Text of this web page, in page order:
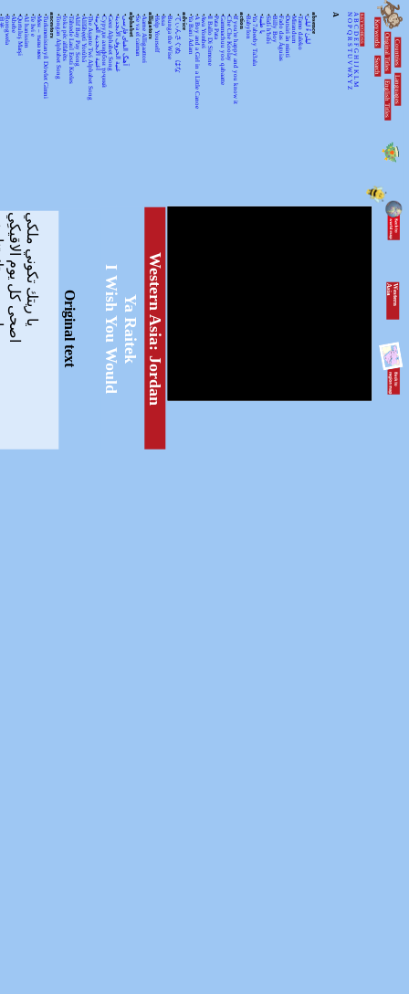
Countries
Languages
Original Titles
English Titles
Keywords
Search
KEYWORDSS
A
B
C
D
E
F
G
H
J
K
L
M
N
O
P
Q
R
S
T
U
V
WX
Y
Z
A
absence
•
لیلیٰ ءُ لیلیٰ
•
Tamo daleko
•
Mirandum
•
Dutsiri ăn minti
•
Fado das Águias
•
Billy Boy
•
Sidi h'bibi
•
يا طيبة
•
Ya 7abeeby Ta3ala
•
Babylon
action
•
If you're happy and you know it
•
Che Che Koolay
•
Gammachuu yoo qabaatte
•
Pata Pata
•
Il Ballo Di Simone
•
Awa Yombei
•
A Boy and a Girl in a Little Canoe
•
Ya Bani Adam
advice
•
てぃんさぐぬ はな
•
Bunga the Wise
•
Issa
•
Help Yourself
alligators
•
Aarne Alligaattori
•
Se va el caiman
alphabet
•
آهنگ الفبای فارسی
•
غنية الحروف الأبجدية
•
Geez Alphabet Song
•
Суруди алифбои тоҷикӣ
•
أغنية الأبجدية العربية
•
The Asante Twi Alphabet Song
•
Álífábẹ́ẹ̀tì Yorùbá
•
Alif Bay Pay Song
•
Tähtede Laul Eesti Keeles
•
Joka pēc alfabēts
•
Tongan Alphabet Song
ancestors
•
Turkmenistanyň Döwlet Gimni
•
Мен – тыва мен
•
Te Iwi e
•
Al hanissim
•
Qurtuluş Marşi
•
Abebe
•
Rorogwela
W
e
s
te
r
n
A
s
ia
Western Asia: Jordan
Ya Raitek
I Wish You Would
Original text
يا ريتك تكوني ملكياصحى كل يوم الاقيكِي